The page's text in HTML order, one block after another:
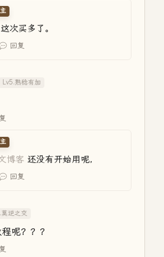
这次买多了。
回复
Lv5.熟稔有加
博客 还没有开始用呢，
回复
逆之交
呢？？？